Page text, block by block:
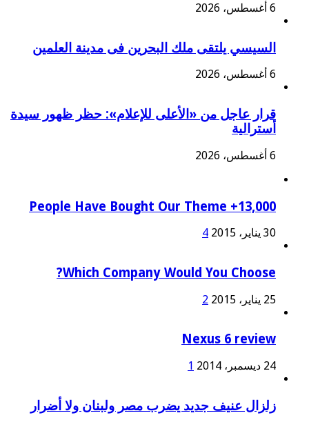
6 أغسطس، 2026
السيسي يلتقى ملك البحرين فى مدينة العلمين
6 أغسطس، 2026
قرار عاجل من «الأعلى للإعلام»: حظر ظهور سيدة
أسترالية
6 أغسطس، 2026
13,000+ People Have Bought Our Theme
30 يناير، 2015 4
Which Company Would You Choose?
25 يناير، 2015 2
Nexus 6 review
24 ديسمبر، 2014 1
زلزال عنيف جديد يضرب مصر ولبنان ولا أضرار